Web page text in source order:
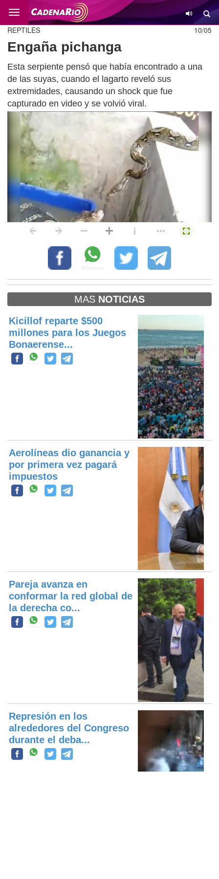
Cambio
10/05
REPTILES
Engaña pichanga
Esta serpiente pensó que había encontrado a una
de las suyas, cuando el lagarto reveló sus
extremidades, causando un shock que fue
capturado en video y se volvió viral.
MAS NOTICIAS
Kicillof reparte $500
millones para los Juegos
Bonaerense...
Aerolíneas dio ganancia y
por primera vez pagará
impuestos
Pareja avanza en
conformar la red global de
la derecha co...
Represión en los
alrededores del Congreso
durante el deba...